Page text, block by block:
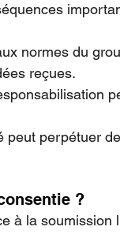
normes du
reçues.
peut perpétuer
?
à la soumission